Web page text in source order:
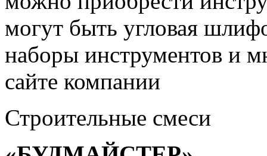
могут быть угловая
наборы инструментов и
сайте компании
Строительные смеси